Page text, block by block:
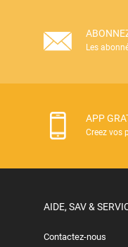
Les
APP
Creez vos
AIDE, SAV &
Contactez-nous